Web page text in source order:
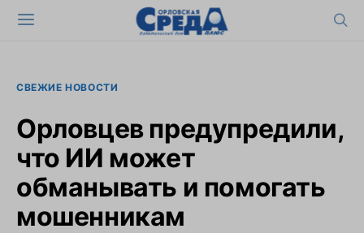
СВЕЖИЕ НОВОСТИ
Орловцев предупредили,
что ИИ может
обманывать и помогать
мошенникам